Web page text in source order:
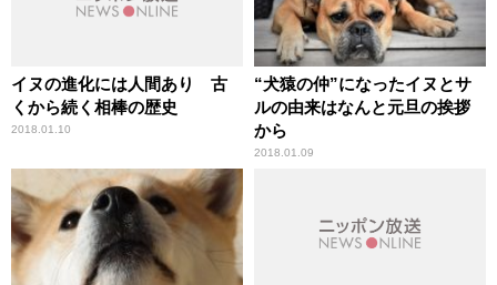
イヌの進化には人間あり 古
くから続く相棒の歴史
2018.01.10
“犬猿の仲”になったイヌとサ
ルの由来はなんと元旦の挨拶
から
2018.01.09